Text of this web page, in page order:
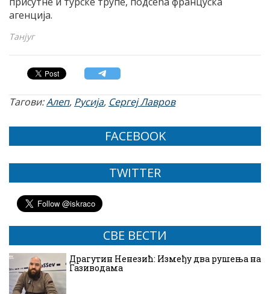
агенциjа.
Танјуг
Тагови:Алеп, Русија, Сергеј Лавров
FACEBOOK
TWITTER
СВЕ ВЕСТИ
Драгутин Ненезић: Између два рушења на
Газиводама